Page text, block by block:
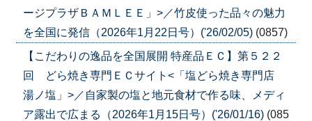
ージプラザＢＡＭＬＥＥ」>／竹皮使った品々の魅力
を全国に発信（2026年1月22日号）('26/02/05) (0857)
【こだわりの逸品を全国展開 特産品ＥＣ】第５２２
回 どら焼き専門ＥＣサイト<「塩どら焼き専門店
湯ノ塩」>／自家製の塩と地元食材で作る味、メディ
ア露出で広まる（2026年1月15日号）('26/01/16) (085